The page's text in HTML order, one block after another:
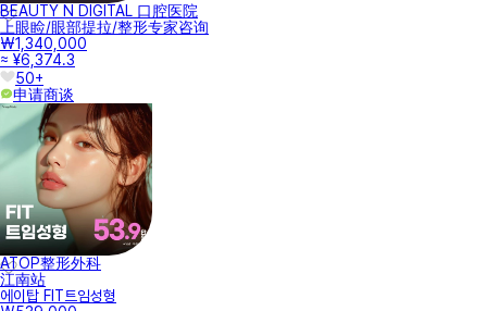
BEAUTY N DIGITAL 口腔医院
上眼睑/眼部提拉/整形专家咨询
₩1,340,000
≈ ¥6,374.3
50+
申请商谈
ATOP整形外科
江南站
에이탑 FIT트임성형